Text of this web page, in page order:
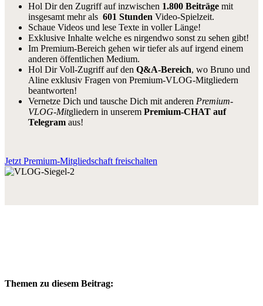
Hol Dir den Zugriff auf inzwischen 1.800 Beiträge mit
insgesamt mehr als 601 Stunden Video-Spielzeit.
Schaue Videos und lese Texte in voller Länge!
Exklusive Inhalte welche es nirgendwo sonst zu sehen gibt!
Im Premium-Bereich gehen wir tiefer als auf irgend einem
anderen öffentlichen Medium.
Hol Dir Voll-Zugriff auf den Q&A-Bereich, wo Bruno und
Aline exklusiv Fragen von Premium-VLOG-Mitgliedern
beantworten!
Vernetze Dich und tausche Dich mit anderen Premium-
VLOG-Mitgliedern in unserem Premium-CHAT auf
Telegram aus!
Jetzt Premium-Mitgliedschaft freischalten
Themen zu diesem Beitrag: